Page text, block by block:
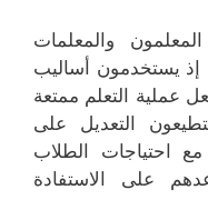
والمعلمات
إذ يستخدمون أساليب
عملية التعلم ممتعة
التعديل على
احتياجات الطلاب
على الاستفادة